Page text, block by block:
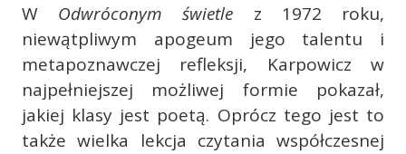
W Odwróconym świetle z 1972 roku,
niewątpliwym apogeum jego talentu i
metapoznawczej refleksji, Karpowicz w
najpełniejszej możliwej formie pokazał,
jakiej klasy jest poetą. Oprócz tego jest to
także wielka lekcja czytania współczesnej